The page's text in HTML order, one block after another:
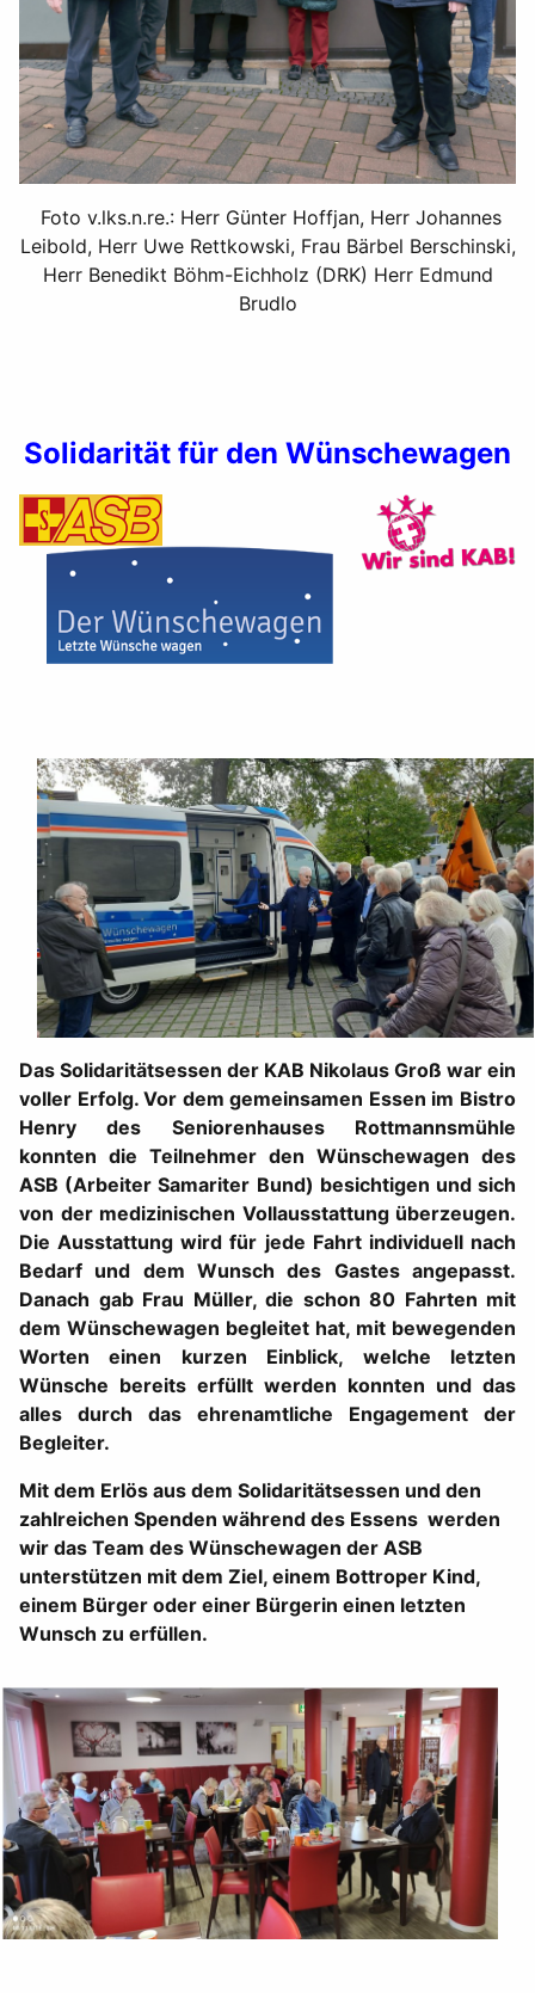
Foto v.lks.n.re.: Herr Günter Hoffjan, Herr Johannes
Leibold, Herr Uwe Rettkowski, Frau Bärbel Berschinski,
Herr Benedikt Böhm-Eichholz (DRK) Herr Edmund
Brudlo
Solidarität für den Wünschewagen
Das Solidaritätsessen der KAB Nikolaus Groß war ein
voller Erfolg. Vor dem gemeinsamen Essen im Bistro
Henry des Seniorenhauses Rottmannsmühle
konnten die Teilnehmer den Wünschewagen des
ASB (Arbeiter Samariter Bund) besichtigen und sich
von der medizinischen Vollausstattung überzeugen.
Die Ausstattung wird für jede Fahrt individuell nach
Bedarf und dem Wunsch des Gastes angepasst.
Danach gab Frau Müller, die schon 80 Fahrten mit
dem Wünschewagen begleitet hat, mit bewegenden
Worten einen kurzen Einblick, welche letzten
Wünsche bereits erfüllt werden konnten und das
alles durch das ehrenamtliche Engagement der
Begleiter.
Mit dem Erlös aus dem Solidaritätsessen und den
zahlreichen Spenden während des Essens werden
wir das Team des Wünschewagen der ASB
unterstützen mit dem Ziel, einem Bottroper Kind,
einem Bürger oder einer Bürgerin einen letzten
Wunsch zu erfüllen.